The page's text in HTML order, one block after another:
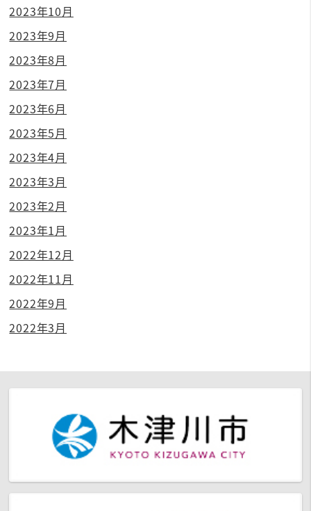
2023年10月
2023年9月
2023年8月
2023年7月
2023年6月
2023年5月
2023年4月
2023年3月
2023年2月
2023年1月
2022年12月
2022年11月
2022年9月
2022年3月